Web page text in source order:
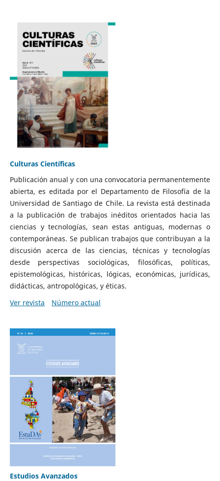
Culturas Científicas
Publicación anual y con una convocatoria permanentemente
abierta, es editada por el Departamento de Filosofía de la
Universidad de Santiago de Chile. La revista está destinada
a la publicación de trabajos inéditos orientados hacia las
ciencias y tecnologías, sean estas antiguas, modernas o
contemporáneas. Se publican trabajos que contribuyan a la
discusión acerca de las ciencias, técnicas y tecnologías
desde perspectivas sociológicas, filosóficas, políticas,
epistemológicas, históricas, lógicas, económicas, jurídicas,
didácticas, antropológicas, y éticas.
Ver revista
Número actual
Estudios Avanzados